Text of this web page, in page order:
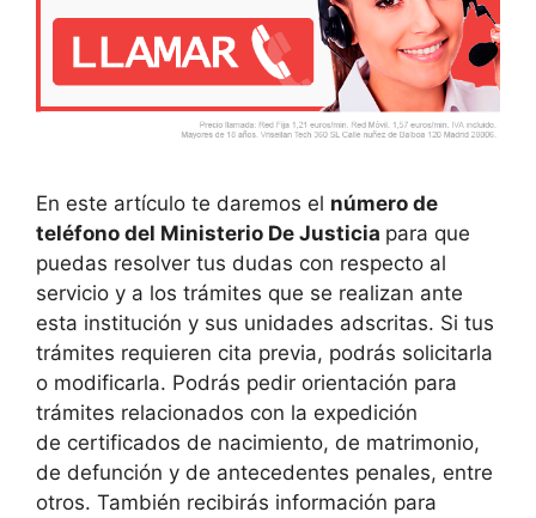
En este artículo te daremos el número de
teléfono del Ministerio De Justicia para que
puedas resolver tus dudas con respecto al
servicio y a los trámites que se realizan ante
esta institución y sus unidades adscritas. Si tus
trámites requieren cita previa, podrás solicitarla
o modificarla. Podrás pedir orientación para
trámites relacionados con la expedición
de certificados de nacimiento, de matrimonio,
de defunción y de antecedentes penales, entre
otros. También recibirás información para